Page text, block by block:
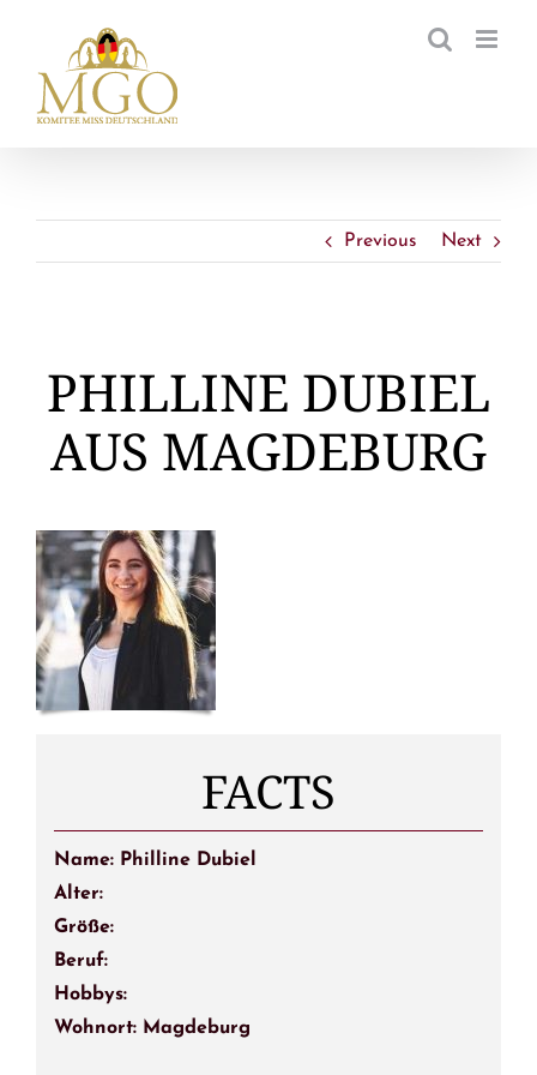
springen
Previous Next
PHILLINE DUBIEL
AUS MAGDEBURG
FACTS
Name: Philline Dubiel
Alter:
Größe:
Beruf:
Hobbys:
Wohnort: Magdeburg